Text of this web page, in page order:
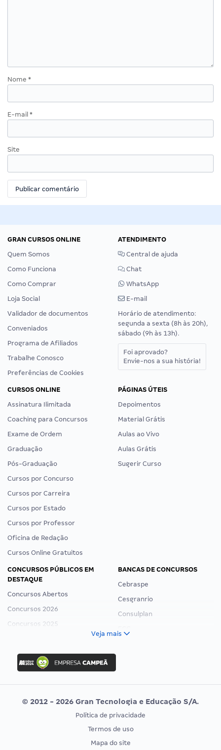
Nome *
E-mail *
Site
GRAN CURSOS ONLINE
Quem Somos
Como Funciona
Como Comprar
Loja Social
Validador de documentos
Conveniados
Programa de Afiliados
Trabalhe Conosco
Preferências de Cookies
ATENDIMENTO
Central de ajuda
Chat
WhatsApp
E-mail
Horário de atendimento:
segunda a sexta (8h às 20h),
sábado (9h às 13h).
Foi aprovado?
Envie-nos a sua história!
CURSOS ONLINE
Assinatura Ilimitada
Coaching para Concursos
Exame de Ordem
Graduação
Pós-Graduação
Cursos por Concurso
Cursos por Carreira
Cursos por Estado
Cursos por Professor
Oficina de Redação
Cursos Online Gratuitos
PÁGINAS ÚTEIS
Depoimentos
Material Grátis
Aulas ao Vivo
Aulas Grátis
Sugerir Curso
CONCURSOS PÚBLICOS EM
DESTAQUE
Concursos Abertos
Concursos 2026
Concursos 2025
Concurso Ibama
Concurso MPU
Editais publicados
BANCAS DE CONCURSOS
Cebraspe
Cesgranrio
Consulplan
Vunesp
CONCURSOS POR PROFISSÃO
EXAME DE ORDEM
Veja mais
© 2012 - 2026 Gran Tecnologia e Educação S/A.
Política de privacidade
Termos de uso
Mapa do site